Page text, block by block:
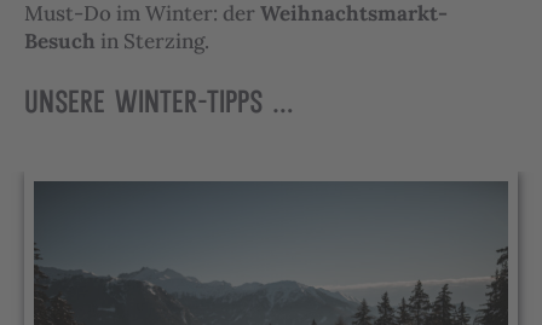
Must-Do im Winter: der Weihnachtsmarkt-
Besuch in Sterzing.
UNSERE WINTER-TIPPS …